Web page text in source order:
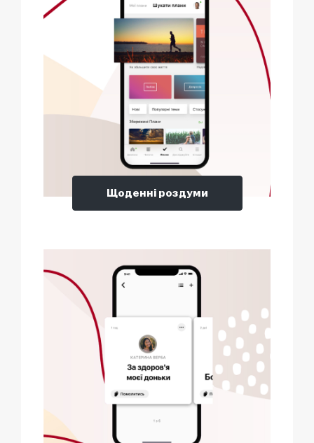
Щоденні роздуми